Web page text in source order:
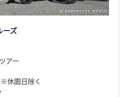
ーズ
アー
休園日除く